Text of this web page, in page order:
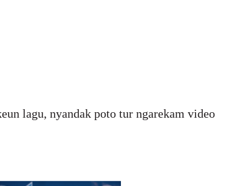
lagu, nyandak poto tur ngarekam video